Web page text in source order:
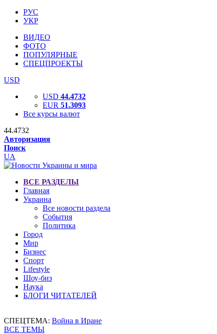
РУС
УКР
ВИДЕО
ФОТО
ПОПУЛЯРНЫЕ
СПЕЦПРОЕКТЫ
USD
USD 44.4732
EUR 51.3093
Все курсы валют
44.4732
Авторизация
Поиск
UA
ВСЕ РАЗДЕЛЫ
Главная
Украина
Все новости раздела
События
Политика
Город
Мир
Бизнес
Спорт
Lifestyle
Шоу-биз
Наука
БЛОГИ ЧИТАТЕЛЕЙ
СПЕЦТЕМА: Война в Иране
ВСЕ ТЕМЫ